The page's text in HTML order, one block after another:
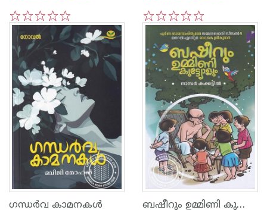
5
4
3
2
1 5
4
3
2
1
ഗന്ധർവ കാമനകൾ ബഷീറും ഉമ്മിണി കുട്ട്യോളും